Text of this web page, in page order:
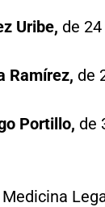
Uribe, de
Ramírez, de
Portillo, de